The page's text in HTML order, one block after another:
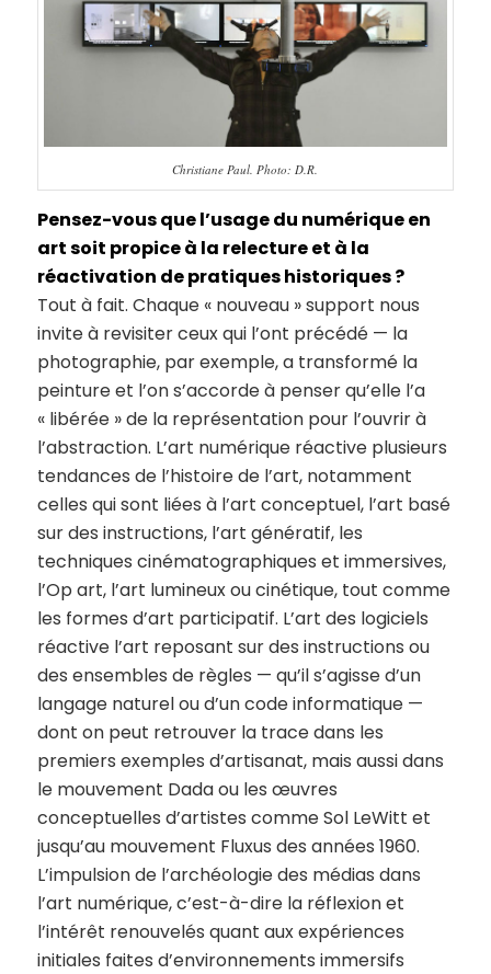
Christiane Paul. Photo: D.R.
Pensez-vous que l’usage du numérique en
art soit propice à la relecture et à la
réactivation de pratiques historiques ?
Tout à fait. Chaque « nouveau » support nous
invite à revisiter ceux qui l’ont précédé — la
photographie, par exemple, a transformé la
peinture et l’on s’accorde à penser qu’elle l’a
« libérée » de la représentation pour l’ouvrir à
l’abstraction. L’art numérique réactive plusieurs
tendances de l’histoire de l’art, notamment
celles qui sont liées à l’art conceptuel, l’art basé
sur des instructions, l’art génératif, les
techniques cinématographiques et immersives,
l’Op art, l’art lumineux ou cinétique, tout comme
les formes d’art participatif. L’art des logiciels
réactive l’art reposant sur des instructions ou
des ensembles de règles — qu’il s’agisse d’un
langage naturel ou d’un code informatique —
dont on peut retrouver la trace dans les
premiers exemples d’artisanat, mais aussi dans
le mouvement Dada ou les œuvres
conceptuelles d’artistes comme Sol LeWitt et
jusqu’au mouvement Fluxus des années 1960.
L’impulsion de l’archéologie des médias dans
l’art numérique, c’est-à-dire la réflexion et
l’intérêt renouvelés quant aux expériences
initiales faites d’environnements immersifs